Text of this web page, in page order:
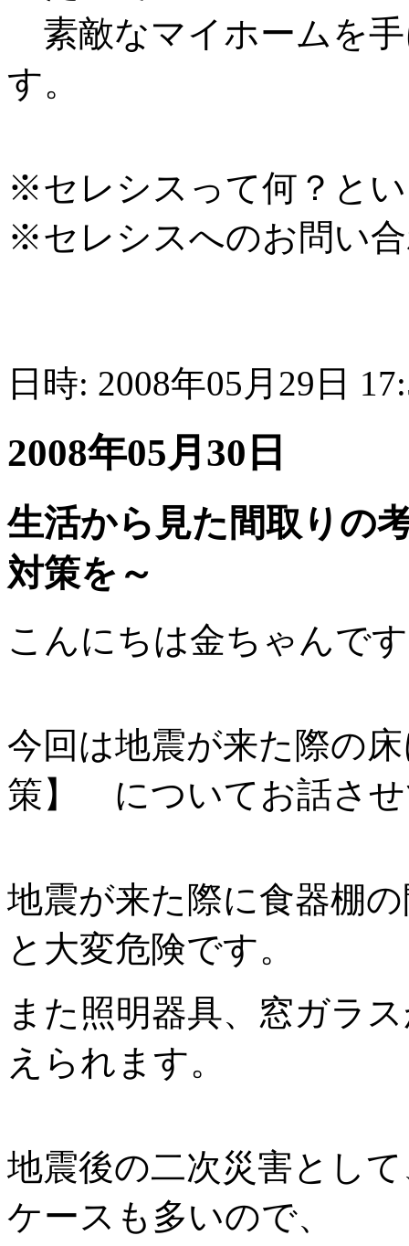
素敵なマイホームを
す。
※セレシスって何？と
※セレシスへのお問い
日時: 2008年05月29日
2008年05月30日
生活から見た間取りの
対策を～
こんにちは金ちゃんで
今回は地震が来た際の
策】 についてお話させ
地震が来た際に食器棚
と大変危険です。
また照明器具、窓ガラ
えられます。
地震後の二次災害とし
ケースも多いので、